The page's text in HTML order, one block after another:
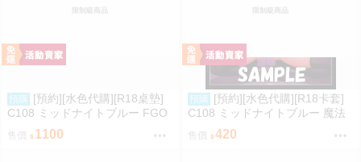
限制級商品
預購
[預約][水色代購][R18桌墊]
C108 ミッドナイトブルー FGO
BB 露點ver
1100
限制級商品
預購
[預約][水色代購][R18卡套]
C108 ミッドナイトブルー 魔法
少女 美遊 M字腿
420